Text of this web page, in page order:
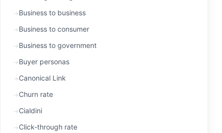
Business to business
Business to consumer
Business to government
Buyer personas
Canonical Link
Churn rate
Cialdini
Click-through rate